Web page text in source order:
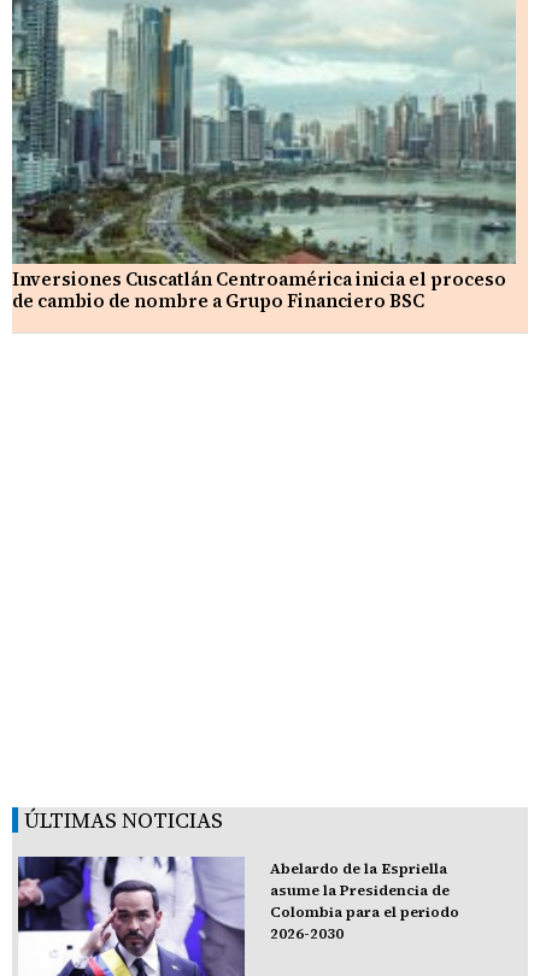
Inversiones Cuscatlán Centroamérica inicia el proceso
de cambio de nombre a Grupo Financiero BSC
ÚLTIMAS NOTICIAS
Abelardo de la Espriella
asume la Presidencia de
Colombia para el periodo
2026-2030